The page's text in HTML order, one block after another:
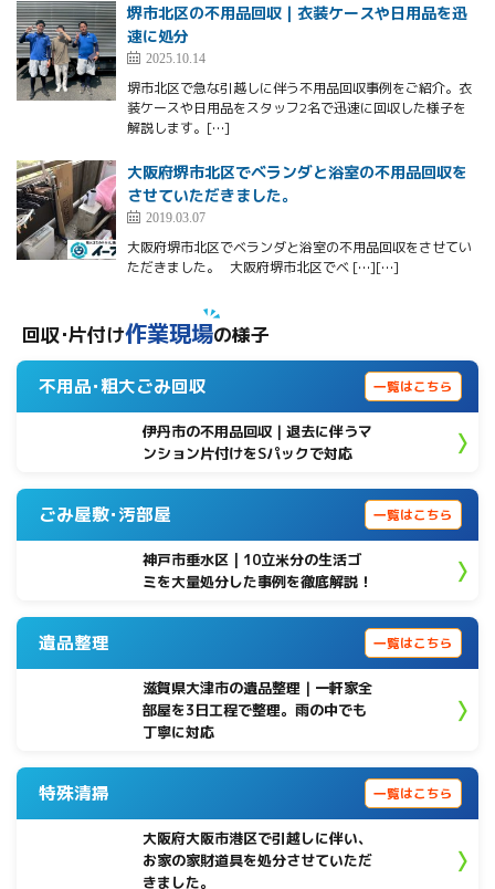
堺市北区の不用品回収｜衣装ケースや日用品を迅
速に処分
2025.10.14
堺市北区で急な引越しに伴う不用品回収事例をご紹介。衣
装ケースや日用品をスタッフ2名で迅速に回収した様子を
解説します。[…]
大阪府堺市北区でベランダと浴室の不用品回収を
させていただきました。
2019.03.07
大阪府堺市北区でベランダと浴室の不用品回収をさせてい
ただきました。 大阪府堺市北区でベ […][…]
回収･片付け作業現場の様子
不用品･粗大ごみ回収 一覧はこちら
伊丹市の不用品回収｜退去に伴うマ
ンション片付けをSパックで対応
ごみ屋敷･汚部屋 一覧はこちら
神戸市垂水区 | 10立米分の生活ゴ
ミを大量処分した事例を徹底解説！
遺品整理 一覧はこちら
滋賀県大津市の遺品整理｜一軒家全
部屋を3日工程で整理。雨の中でも
丁寧に対応
特殊清掃 一覧はこちら
大阪府大阪市港区で引越しに伴い、
お家の家財道具を処分させていただ
きました。